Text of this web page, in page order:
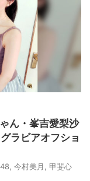
ん・峯吉愛梨沙
ラビアオフショ
今村美月
甲斐心